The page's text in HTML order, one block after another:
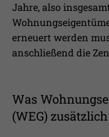
Jahre, also
erneuert werden
anschließend die
Was
(WEG)